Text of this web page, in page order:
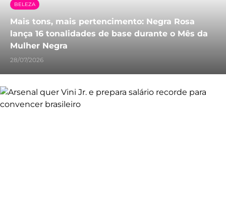
BELEZA
Mais tons, mais pertencimento: Negra Rosa
lança 16 tonalidades de base durante o Mês da
Mulher Negra
28/07/2026